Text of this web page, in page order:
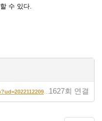
수 있다.
1627회 연결